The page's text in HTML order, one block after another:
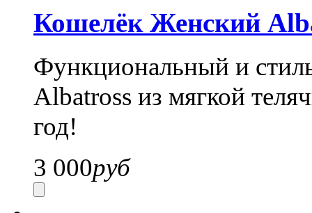
Кошелёк Женский
Функциональный и
Albatross из мягкой
год!
3 000руб